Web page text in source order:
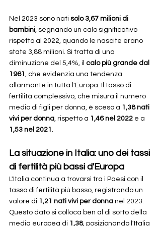
Nel 2023 sono nati solo 3,67 milioni di
bambini, segnando un calo significativo
rispetto al 2022, quando le nascite erano
state 3,88 milioni. Si tratta di una
diminuzione del 5,4%, il calo più grande dal
1961 , che evidenzia una tendenza
allarmante in tutta l'Europa. Il tasso di
fertilità complessivo, che misura il numero
medio di figli per donna, è sceso a 1,38 nati
vivi per donna, rispetto a 1,46 nel 2022 e a
1,53 nel 2021 .
La situazione in Italia: uno dei tassi
di fertilità più bassi d'Europa
L'Italia continua a trovarsi tra i Paesi con il
tasso di fertilità più basso, registrando un
valore di 1,21 nati vivi per donna nel 2023.
Questo dato si colloca ben al di sotto della
media europea di 1,38, posizionando l'Italia